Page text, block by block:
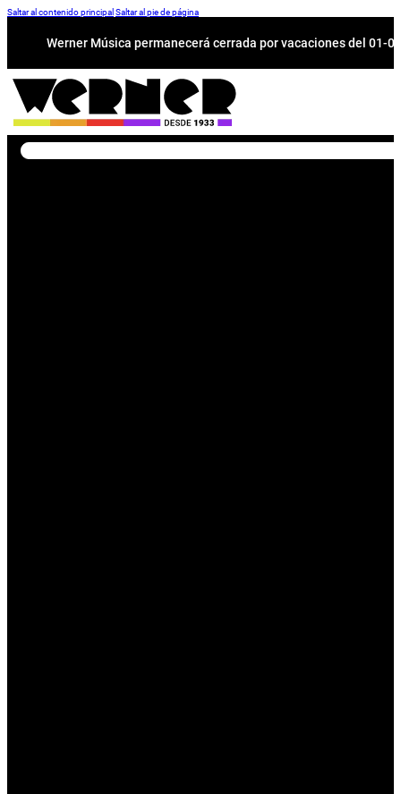
Saltar al contenido principal Saltar al pie de página
Werner Música permanecerá cerrada por vacaciones del 01-
Buscar